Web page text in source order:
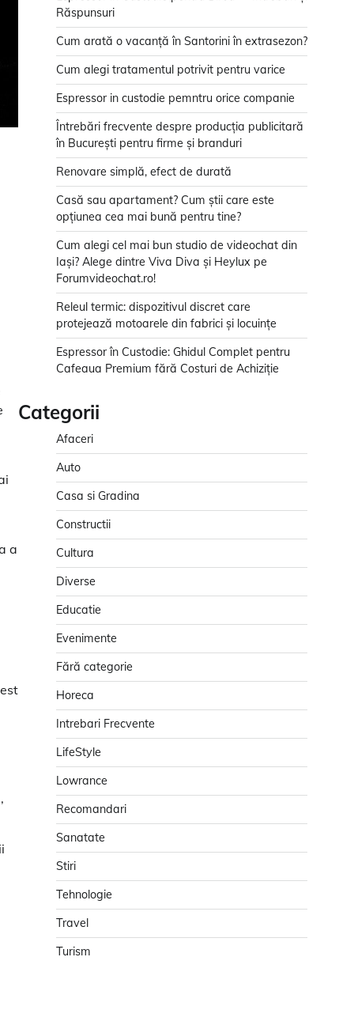
a
Răspunsuri
Cum arată o vacanță în Santorini în extrasezon?
Cum alegi tratamentul potrivit pentru varice
Espressor in custodie pemntru orice companie
Întrebări frecvente despre producția publicitară
în București pentru firme și branduri
Renovare simplă, efect de durată
Casă sau apartament? Cum știi care este
opțiunea cea mai bună pentru tine?
Cum alegi cel mai bun studio de videochat din
Iași? Alege dintre Viva Diva și Heylux pe
Forumvideochat.ro!
Releul termic: dispozitivul discret care
protejează motoarele din fabrici și locuințe
Espressor în Custodie: Ghidul Complet pentru
Cafeaua Premium fără Costuri de Achiziție
Categorii
Afaceri
Auto
Casa si Gradina
Constructii
Cultura
Diverse
Educatie
Evenimente
Fără categorie
Horeca
Intrebari Frecvente
LifeStyle
Lowrance
Recomandari
Sanatate
Stiri
Tehnologie
Travel
Turism